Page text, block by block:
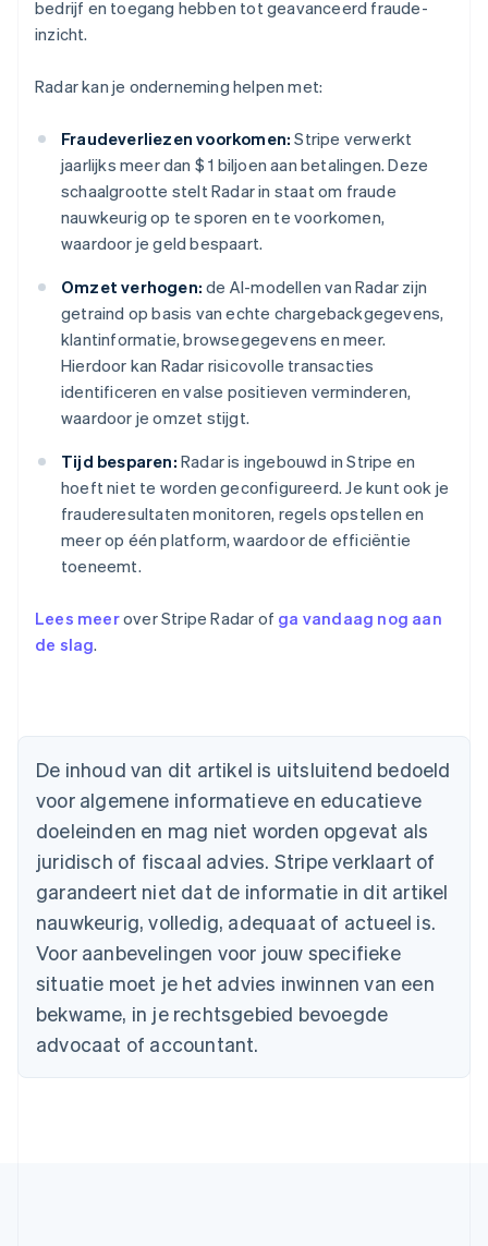
bedrijf en toegang hebben tot geavanceerd fraude-
inzicht.
Radar kan je onderneming helpen met:
Fraudeverliezen voorkomen: Stripe verwerkt
jaarlijks meer dan $ 1 biljoen aan betalingen. Deze
schaalgrootte stelt Radar in staat om fraude
nauwkeurig op te sporen en te voorkomen,
waardoor je geld bespaart.
Omzet verhogen: de AI-modellen van Radar zijn
getraind op basis van echte chargebackgegevens,
klantinformatie, browsegegevens en meer.
Hierdoor kan Radar risicovolle transacties
identificeren en valse positieven verminderen,
waardoor je omzet stijgt.
Tijd besparen: Radar is ingebouwd in Stripe en
hoeft niet te worden geconfigureerd. Je kunt ook je
frauderesultaten monitoren, regels opstellen en
meer op één platform, waardoor de efficiëntie
toeneemt.
Lees meerover Stripe Radar of ga vandaag nog aan
de slag.
De inhoud van dit artikel is uitsluitend bedoeld
voor algemene informatieve en educatieve
doeleinden en mag niet worden opgevat als
juridisch of fiscaal advies. Stripe verklaart of
garandeert niet dat de informatie in dit artikel
nauwkeurig, volledig, adequaat of actueel is.
Voor aanbevelingen voor jouw specifieke
situatie moet je het advies inwinnen van een
bekwame, in je rechtsgebied bevoegde
advocaat of accountant.
België
Brazilië
PortuguêsEnglish
Bulgarije
English
Canada
English Français
Cyprus
English
Denemarken
Duitsland
DeutschEnglish
Estland
English
Finland